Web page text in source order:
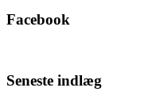
Facebook
Seneste indlæg